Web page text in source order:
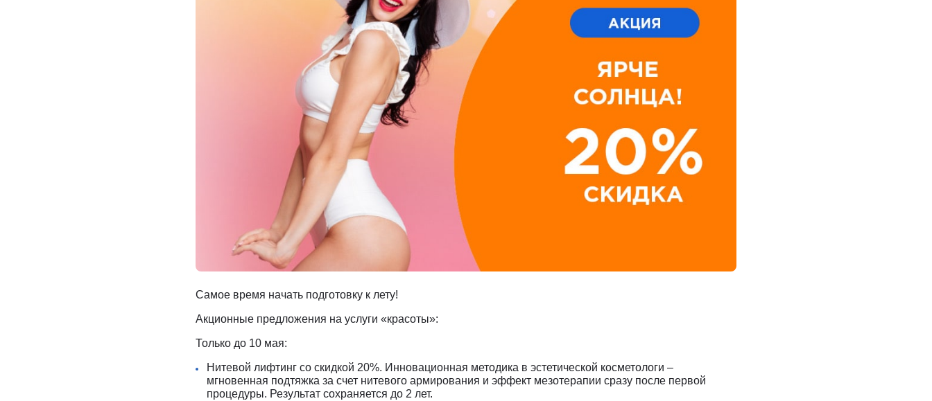
Отоневрология
Оториноларингология (ЛОР)
Офтальмология
Патологии головы и шеи
Пластическая хирургия
Подология
Психиатрия
Психотерапия
Пульмонология
Радиология
Ревматология
Регенеративная медицина
Рефлексотерапия
Центр восстановления и
превентивной медицины
Центр снижения веса
Центр спасения конечностей
Ч
Челюстно-лицевая хирургия
Э
Эндокринология-диетология
Эстетическая гинекология
Клиника Check-up
Центр профессиональной
Самое время начать подготовку к лету!
Акционные предложения на услуги «красоты»:
Только до 10 мая:
Нитевой лифтинг со скидкой 20%. Инновационная методика в эстетической косметологи –
мгновенная подтяжка за счет нитевого армирования и эффект мезотерапии сразу после первой
процедуры. Результат сохраняется до 2 лет.